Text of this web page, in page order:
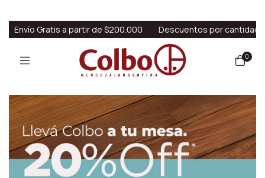
a partir de $200.000 Descuentos por cantidad Envío
0